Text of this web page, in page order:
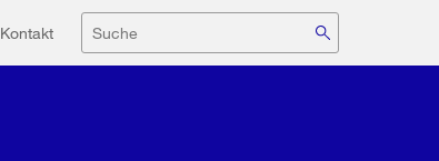
Hilfsnavigation
Kontakt Suche